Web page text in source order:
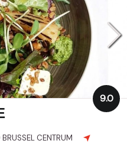
CENTRUM
9.0